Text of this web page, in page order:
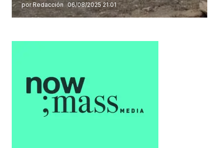
por Redacción 06/08/2025 21:01